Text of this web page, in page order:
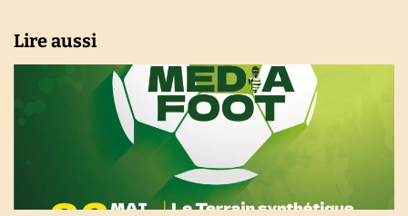
e
Lire aussi